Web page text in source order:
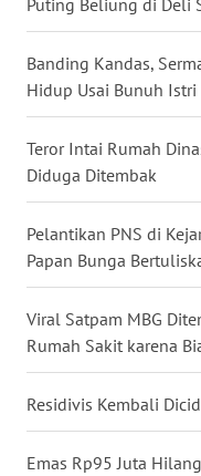
Puting Beliung di Deli
Banding Kandas,
Hidup Usai Bunuh Istri
Teror Intai Rumah
Diduga Ditembak
Pelantikan PNS di
Papan Bunga
Viral Satpam MBG
Rumah Sakit karena
Residivis Kembali
Emas Rp95 Juta
WN
WN
WN
WN
KALBAR
WN
KALTENG